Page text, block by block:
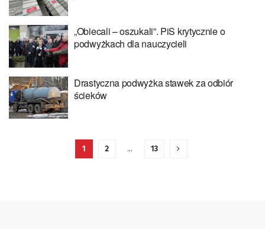
„Obiecali – oszukali”. PiS krytycznie o
podwyżkach dla nauczycieli
Drastyczna podwyżka stawek za odbiór
ścieków
1 2 … 13